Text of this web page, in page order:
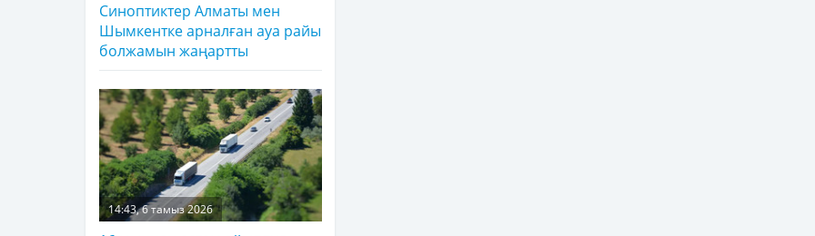
Синоптиктер Алматы мен
Шымкентке арналған ауа райы
болжамын жаңартты
14:43, 6 тамыз 2026